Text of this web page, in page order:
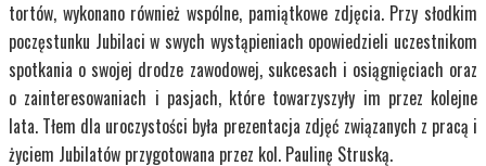
tortów, wykonano również wspólne, pamiątkowe zdjęcia. Przy słodkim
poczęstunku Jubilaci w swych wystąpieniach opowiedzieli uczestnikom
spotkania o swojej drodze zawodowej, sukcesach i osiągnięciach oraz
o zainteresowaniach i pasjach, które towarzyszyły im przez kolejne
lata. Tłem dla uroczystości była prezentacja zdjęć związanych z pracą i
życiem Jubilatów przygotowana przez kol. Paulinę Struską.